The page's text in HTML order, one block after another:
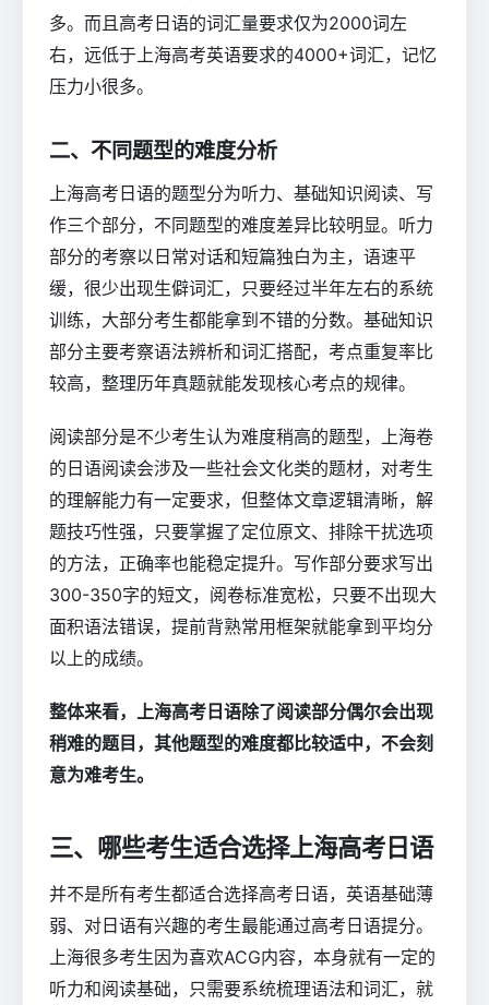
多。而且高考日语的词汇量要求仅为2000词左
右，远低于上海高考英语要求的4000+词汇，记忆
压力小很多。
二、不同题型的难度分析
上海高考日语的题型分为听力、基础知识阅读、写
作三个部分，不同题型的难度差异比较明显。听力
部分的考察以日常对话和短篇独白为主，语速平
缓，很少出现生僻词汇，只要经过半年左右的系统
训练，大部分考生都能拿到不错的分数。基础知识
部分主要考察语法辨析和词汇搭配，考点重复率比
较高，整理历年真题就能发现核心考点的规律。
阅读部分是不少考生认为难度稍高的题型，上海卷
的日语阅读会涉及一些社会文化类的题材，对考生
的理解能力有一定要求，但整体文章逻辑清晰，解
题技巧性强，只要掌握了定位原文、排除干扰选项
的方法，正确率也能稳定提升。写作部分要求写出
300-350字的短文，阅卷标准宽松，只要不出现大
面积语法错误，提前背熟常用框架就能拿到平均分
以上的成绩。
整体来看，上海高考日语除了阅读部分偶尔会出现
稍难的题目，其他题型的难度都比较适中，不会刻
意为难考生。
三、哪些考生适合选择上海高考日语
并不是所有考生都适合选择高考日语，英语基础薄
弱、对日语有兴趣的考生最能通过高考日语提分。
上海很多考生因为喜欢ACG内容，本身就有一定的
听力和阅读基础，只需要系统梳理语法和词汇，就